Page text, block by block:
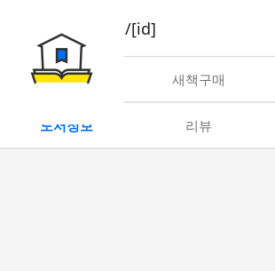
book/rent/[id]
대여 새책구매
도서정보 리뷰